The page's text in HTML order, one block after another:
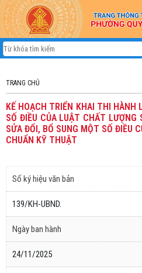
TRANG CHỦ
KẾ HOẠCH TRIỂN KHAI THI HÀNH
SỐ ĐIỀU CỦA LUẬT CHẤT LƯỢNG
SỬA ĐỔI, BỔ SUNG MỘT SỐ ĐIỀU
CHUẨN KỸ THUẬT
Số ký hiệu văn bản
139/KH-UBND.
Ngày ban hành
24/11/2025